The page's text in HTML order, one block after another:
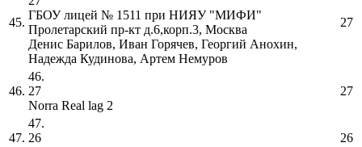
45.
ГБОУ лицей № 1511 при НИЯУ "МИФИ"
Пролетарский пр-кт д.6,корп.3, Москва
Денис Барилов, Иван Горячев, Георгий Анохин,
Надежда Кудинова, Артем Немуров
27
46.
46.
27
Norra Real lag 2
27
47.
47.
26
26